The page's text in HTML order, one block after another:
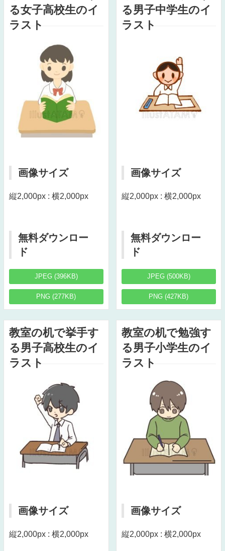
る女子高校生のイ
ラスト
画像サイズ
縦2,000px : 横2,000px
無料ダウンロー
ド
JPEG (396KB)
PNG (277KB)
る男子中学生のイ
ラスト
画像サイズ
縦2,000px : 横2,000px
無料ダウンロー
ド
JPEG (500KB)
PNG (427KB)
教室の机で挙手す
る男子高校生のイ
ラスト
画像サイズ
縦2,000px : 横2,000px
教室の机で勉強す
る男子小学生のイ
ラスト
画像サイズ
縦2,000px : 横2,000px